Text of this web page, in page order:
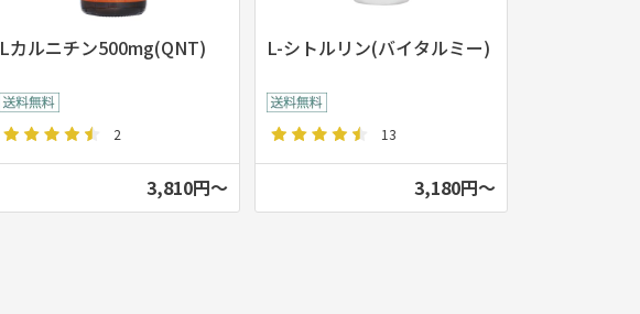
Lカルニチン500mg(QNT)
2
3,810円～
L-シトルリン(バイタルミー)
13
3,180円～